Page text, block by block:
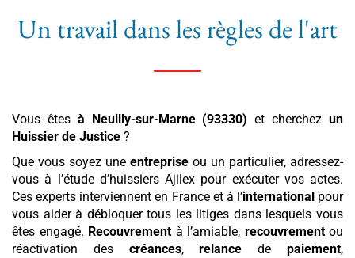
Un travail dans les règles de l'art
Vous êtes à Neuilly-sur-Marne (93330) et cherchez un
Huissier de Justice ?
Que vous soyez une entreprise ou un particulier, adressez-
vous à l’étude d’huissiers Ajilex pour exécuter vos actes.
Ces experts interviennent en France et à l’international pour
vous aider à débloquer tous les litiges dans lesquels vous
êtes engagé. Recouvrement à l’amiable, recouvrementou
réactivation des créances,relance depaiement,